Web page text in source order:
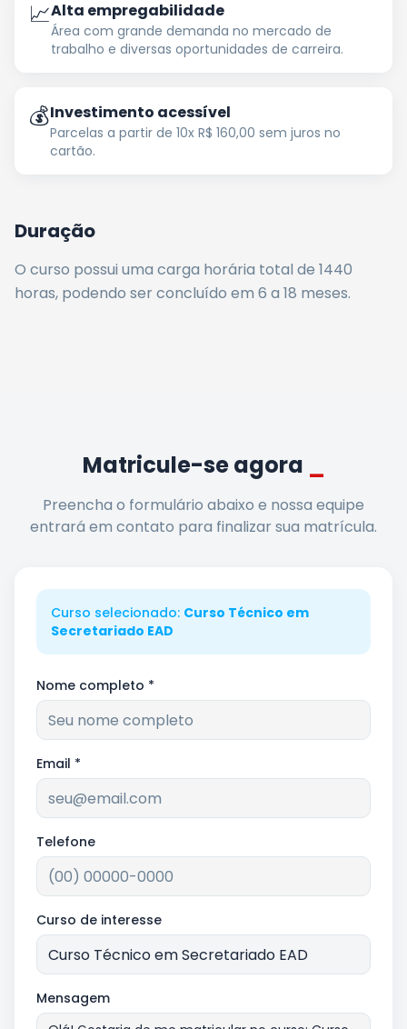
📈Alta empregabilidade
Área com grande demanda no mercado de
trabalho e diversas oportunidades de carreira.
💰Investimento acessível
Parcelas a partir de 10x R$ 160,00 sem juros no
cartão.
Duração
O curso possui uma carga horária total de 1440
horas, podendo ser concluído em 6 a 18 meses.
Matricule-se agora
Preencha o formulário abaixo e nossa equipe
entrará em contato para finalizar sua matrícula.
Curso selecionado: Curso Técnico em
Secretariado EAD
Nome completo *
Email *
Telefone
Curso de interesse
Mensagem